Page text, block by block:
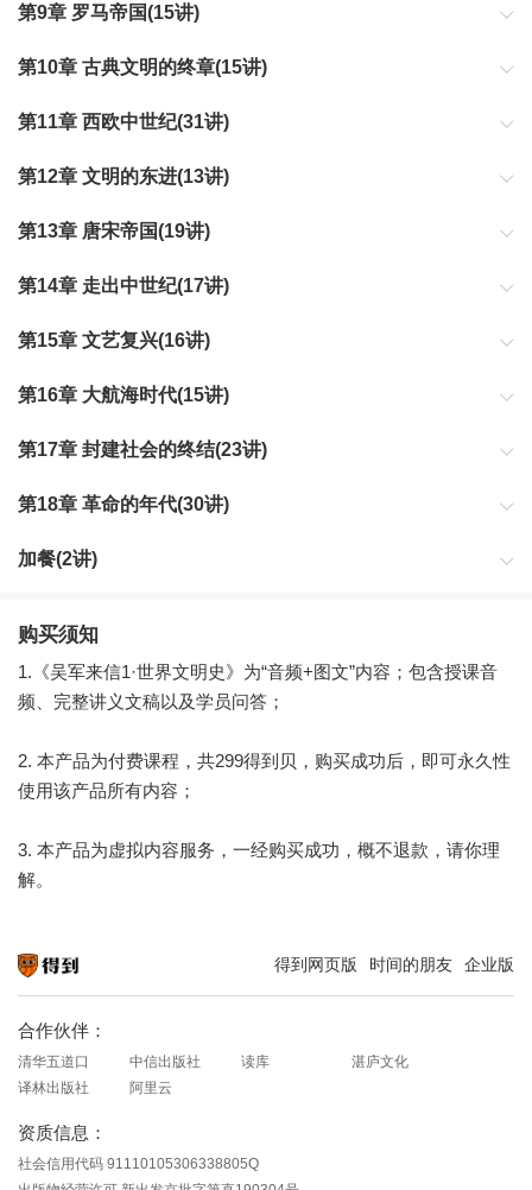
第9章 罗马帝国(15讲)
第10章 古典文明的终章(15讲)
第11章 西欧中世纪(31讲)
第12章 文明的东进(13讲)
第13章 唐宋帝国(19讲)
第14章 走出中世纪(17讲)
第15章 文艺复兴(16讲)
第16章 大航海时代(15讲)
第17章 封建社会的终结(23讲)
第18章 革命的年代(30讲)
加餐(2讲)
购买须知
1.《吴军来信1·世界文明史》为“音频+图文”内容；包含授课音
频、完整讲义文稿以及学员问答；
2. 本产品为付费课程，共299得到贝，购买成功后，即可永久性
使用该产品所有内容；
3. 本产品为虚拟内容服务，一经购买成功，概不退款，请你理
解。
得到网页版 时间的朋友 企业版
合作伙伴：
清华五道口 中信出版社 读库
湛庐文化
译林出版社
阿里云
资质信息：
社会信用代码 91110105306338805Q